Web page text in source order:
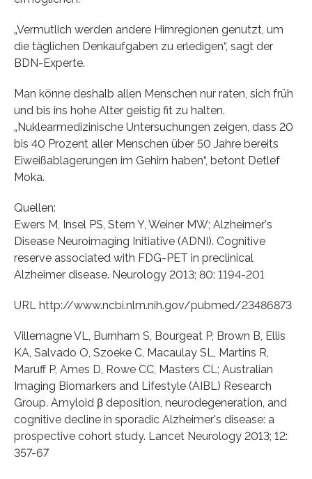
„Vermutlich werden andere Hirnregionen genutzt, um
die täglichen Denkaufgaben zu erledigen“, sagt der
BDN-Experte.
Man könne deshalb allen Menschen nur raten, sich früh
und bis ins hohe Alter geistig fit zu halten.
„Nuklearmedizinische Untersuchungen zeigen, dass 20
bis 40 Prozent aller Menschen über 50 Jahre bereits
Eiweißablagerungen im Gehirn haben“, betont Detlef
Moka.
Quellen:
Ewers M, Insel PS, Stern Y, Weiner MW; Alzheimer's
Disease Neuroimaging Initiative (ADNI). Cognitive
reserve associated with FDG-PET in preclinical
Alzheimer disease. Neurology 2013; 80: 1194-201
URL http://www.ncbi.nlm.nih.gov/pubmed/23486873
Villemagne VL, Burnham S, Bourgeat P, Brown B, Ellis
KA, Salvado O, Szoeke C, Macaulay SL, Martins R,
Maruff P, Ames D, Rowe CC, Masters CL; Australian
Imaging Biomarkers and Lifestyle (AIBL) Research
Group. Amyloid β deposition, neurodegeneration, and
cognitive decline in sporadic Alzheimer's disease: a
prospective cohort study. Lancet Neurology 2013; 12:
357-67